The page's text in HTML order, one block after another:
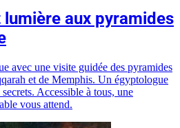
aux pyramides
avec une visite guidée des pyramides
et de Memphis. Un égyptologue
Accessible à tous, une
vous attend.